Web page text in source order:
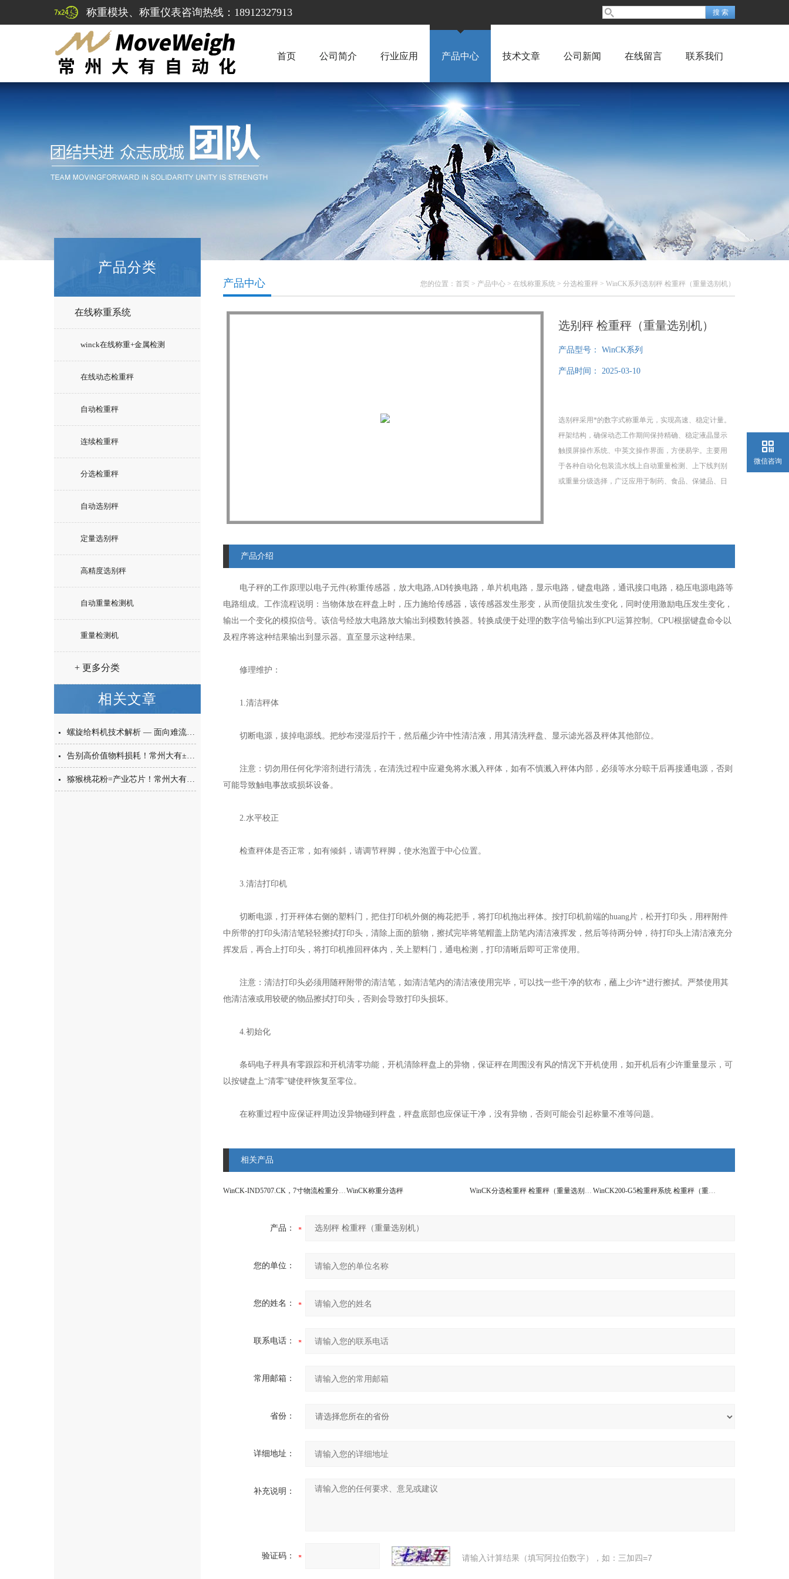
称重模块、称重仪表咨询热线：18912327913
首页 公司简介 行业应用 产品中心 技术文章 公司新闻 在线留言 联系我们
产品分类
在线称重系统
winck在线称重+金属检测
在线动态检重秤
自动检重秤
连续检重秤
分选检重秤
自动选别秤
定量选别秤
高精度选别秤
自动重量检测机
重量检测机
+ 更多分类
相关文章
螺旋给料机技术解析 — 面向难流动性粉体的微量高精度称重给料解决方案
告别高价值物料损耗！常州大有±0.001g西林瓶分装，让每一毫克都物尽其用
猕猴桃花粉=产业芯片！常州大有花粉分装机，守住每一克“植物黄金”的价值
您的位置： 首页 > 产品中心 > 在线称重系统 > 分选检重秤 > WinCK系列选别秤 检重秤（重量选别机）
产品中心
选别秤 检重秤（重量选别机）
产品型号： WinCK系列
产品时间： 2025-03-10
选别秤采用*的数字式称重单元，实现高速、稳定计量。
秤架结构，确保动态工作期间保持精确、稳定液晶显示
触摸屏操作系统、中英文操作界面，方便易学。主要用
于各种自动化包装流水线上自动重量检测、上下线判别
或重量分级选择，广泛应用于制药、食品、保健品、日
产品介绍
电子秤的工作原理以电子元件(称重传感器，放大电路,AD转换电路，单片机电路，显示电路，键盘电路，通讯接口电路，稳压电源电路等
电路组成。工作流程说明：当物体放在秤盘上时，压力施给传感器，该传感器发生形变，从而使阻抗发生变化，同时使用激励电压发生变化，
输出一个变化的模拟信号。该信号经放大电路放大输出到模数转换器。转换成便于处理的数字信号输出到CPU运算控制。CPU根据键盘命令以
及程序将这种结果输出到显示器。直至显示这种结果。
修理维护：
1.清洁秤体
切断电源，拔掉电源线。把纱布浸湿后拧干，然后蘸少许中性清洁液，用其清洗秤盘、显示滤光器及秤体其他部位。
注意：切勿用任何化学溶剂进行清洗，在清洗过程中应避免将水溅入秤体，如有不慎溅入秤体内部，必须等水分晾干后再接通电源，否则
可能导致触电事故或损坏设备。
2.水平校正
检查秤体是否正常，如有倾斜，请调节秤脚，使水泡置于中心位置。
3.清洁打印机
切断电源，打开秤体右侧的塑料门，把住打印机外侧的梅花把手，将打印机拖出秤体。按打印机前端的huang片，松开打印头，用秤附件
中所带的打印头清洁笔轻轻擦拭打印头，清除上面的脏物，擦拭完毕将笔帽盖上防笔内清洁液挥发，然后等待两分钟，待打印头上清洁液充分
挥发后，再合上打印头，将打印机推回秤体内，关上塑料门，通电检测，打印清晰后即可正常使用。
注意：清洁打印头必须用随秤附带的清洁笔，如清洁笔内的清洁液使用完毕，可以找一些干净的软布，蘸上少许*进行擦拭。严禁使用其
他清洁液或用较硬的物品擦拭打印头，否则会导致打印头损坏。
4.初始化
条码电子秤具有零跟踪和开机清零功能，开机清除秤盘上的异物，保证秤在周围没有风的情况下开机使用，如开机后有少许重量显示，可
以按键盘上“清零”键使秤恢复至零位。
在称重过程中应保证秤周边没异物碰到秤盘，秤盘底部也应保证干净，没有异物，否则可能会引起称量不准等问题。
相关产品
WinCK-IND5707.CK，7寸物流检重分选秤WinCK称重分选秤 WinCK分选检重秤 检重秤（重量选别机） WinCK200-G5检重秤系统 检重秤（重量选别机）
产品：
您的单位：
您的姓名：
联系电话：
常用邮箱：
省份：
详细地址：
补充说明：
验证码： 请输入计算结果（填写阿拉伯数字），如：三加四=7
微信咨询